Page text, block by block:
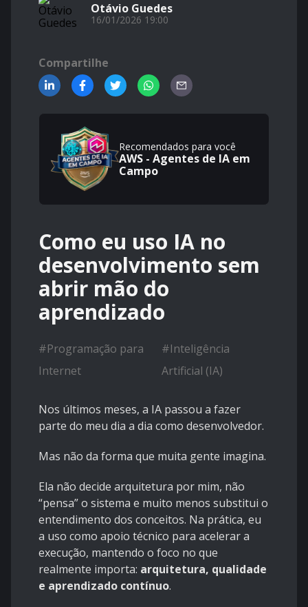
Otávio Guedes
16/01/2026 19:00
Compartilhe
Recomendados para você
AWS - Agentes de IA em
Campo
Como eu uso IA no
desenvolvimento sem
abrir mão do
aprendizado
#Programação para
Internet
#Inteligência
Artificial (IA)
Nos últimos meses, a IA passou a fazer
parte do meu dia a dia como desenvolvedor.
Mas não da forma que muita gente imagina.
Ela não decide arquitetura por mim, não
“pensa” o sistema e muito menos substitui o
entendimento dos conceitos. Na prática, eu
a uso como apoio técnico para acelerar a
execução, mantendo o foco no que
realmente importa: arquitetura, qualidade
e aprendizado contínuo.